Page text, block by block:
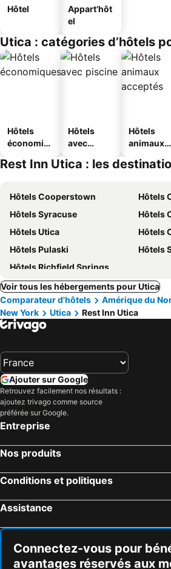
Hôtel
Appart’hôt
el
Utica : catégories d’hôtels
Hôtels
économiq
Hôtels
avec
Hôtels
animaux
Rest Inn Utica : les
Hôtels Cooperstown
Hôtels
Hôtels Syracuse
Hôtels
Hôtels Utica
Hôtels
Hôtels Pulaski
Hôtels
Hôtels Richfield Springs
Voir tous les hébergements pour Utica
Comparateur d'hôtels
Amérique du
New York
Utica Rest Inn Utica
Ajouter sur Google
Retrouvez facilement nos résultats :
ajoutez trivago comme source
préférée sur Google.
Entreprise
Nos produits
Conditions et politiques
Assistance
Connectez-vous pour
avantages réservés aux